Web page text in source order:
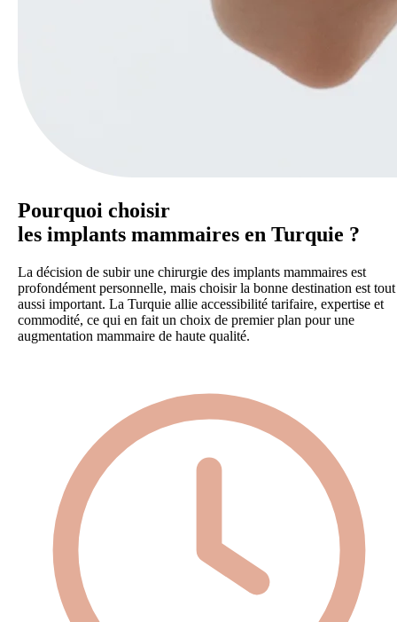
Pourquoi choisir
les implants mammaires en Turquie ?
La décision de subir une chirurgie des implants mammaires est
profondément personnelle, mais choisir la bonne destination est tout
aussi important. La Turquie allie accessibilité tarifaire, expertise et
commodité, ce qui en fait un choix de premier plan pour une
augmentation mammaire de haute qualité.